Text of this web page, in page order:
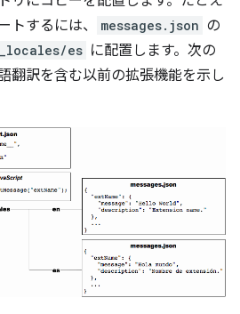
トするには、
messages.json の
es に配置します。次の
翻訳を含む以前の拡張機能を示し